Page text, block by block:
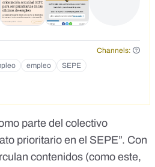
Channels:
empleo
SEPE
parte del colectivo
prioritario en el SEPE”. Con
contenidos (como este,